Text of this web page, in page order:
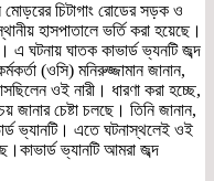
মোড়রের চিটাগাং রোডের সড়ক ও
হাসপাতালে ভর্তি করা হয়েছে।
এ ঘটনায় ঘাতক কাভার্ড ভ্যনটি জব্দ
(ওসি) মনিরুজ্জামান জানান,
ওই নারী। ধারণা করা হচ্ছে,
জানার চেষ্টা চলছে। তিনি জানান,
ভ্যানটি। এতে ঘটনাস্থলেই ওই
ভ্যানটি আমরা জব্দ